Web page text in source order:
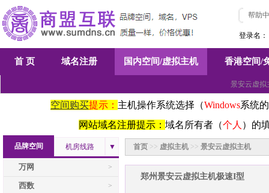
帮助
登录名：
首 页 域名注册 国内空间/虚拟主机 香港空间/
景安云虚拟
空间购买提示： 主机操作系统选择（Windows系统
网站域名注册提示： 域名所有者（个人 ）的
品牌空间 机房线路 ▼
>
万网
>
西数
首页 >> 虚拟主机 >> 景安云虚拟主机
郑州景安云虚拟主机极速I型